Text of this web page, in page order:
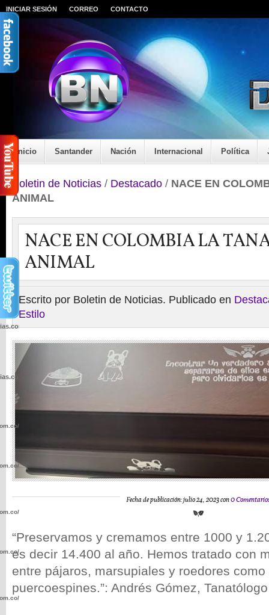
INICIAR SESIÓN CORREO CONTACTO
Inicio Santander Nación Internacional Política
Boletin de Noticias / Destacado / NACE EN
ANIMAL
NACE EN COLOMBIA LA
ANIMAL
Escrito por Boletin de Noticias. Publicado en
Estilo
Fecha de publicación: julio 24, 2023 con0
“Preservamos y cremamos entre 1000 y
es decir 14.400 al año. Hemos tratado con
entre pájaros, marsupiales y roedores
puercoespines.”: Andrés Gómez, Tanatólogo
wp-
wp-
wp-
wp-
wp-
wp-
wp-